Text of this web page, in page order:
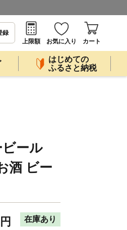
録
上限額
お気に入り カート
はじめての
ふるさと納税
ビール
酒 ビー
円 在庫あり